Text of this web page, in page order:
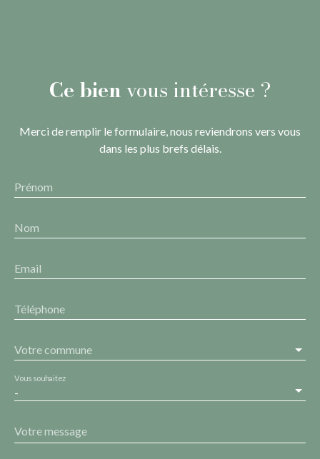
Ce bienvous intéresse ?
Merci de remplir le formulaire, nous reviendrons vers vous
dans les plus brefs délais.
Prénom
Nom
Email
Téléphone
Votre commune
-
Vous souhaitez
Votre message